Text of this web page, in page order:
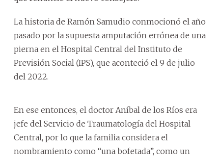
La historia de Ramón Samudio conmocionó el año
pasado por la supuesta amputación errónea de una
pierna en el Hospital Central del Instituto de
Previsión Social (IPS), que aconteció el 9 de julio
del 2022.
En ese entonces, el doctor Aníbal de los Ríos era
jefe del Servicio de Traumatología del Hospital
Central, por lo que la familia considera el
nombramiento como “una bofetada”, como un